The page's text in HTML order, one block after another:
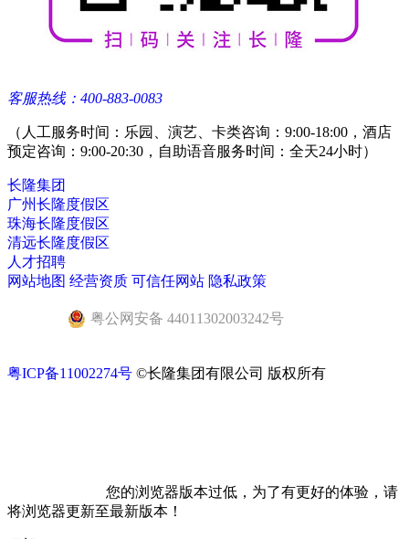
客服热线：400-883-0083
（人工服务时间：乐园、演艺、卡类咨询：9:00-18:00，酒店
预定咨询：9:00-20:30，自助语音服务时间：全天24小时）
长隆集团
广州长隆度假区
珠海长隆度假区
清远长隆度假区
人才招聘
网站地图 经营资质 可信任网站 隐私政策
粤公网安备 44011302003242号
粤ICP备11002274号 ©长隆集团有限公司 版权所有
您的浏览器版本过低，为了有更好的体验，请
将浏览器更新至最新版本！